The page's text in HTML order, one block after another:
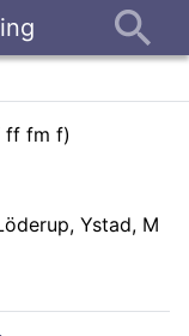
ff fm f)
Ystad, M